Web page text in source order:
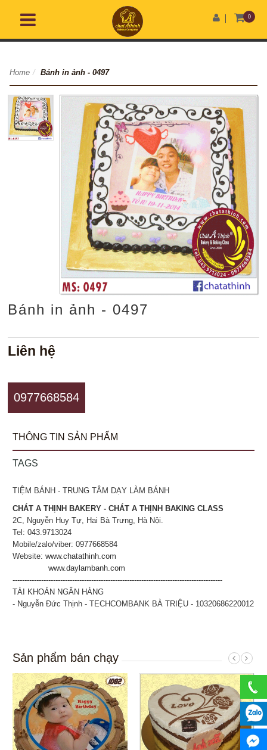
0
Home / Bánh in ảnh - 0497
Bánh in ảnh - 0497
Liên hệ
0977668584
THÔNG TIN SẢN PHẨM
TAGS
TIỆM BÁNH - TRUNG TÂM DẠY LÀM BÁNH
CHÁT A THỊNH BAKERY - CHÁT A THỊNH BAKING CLASS
2C, Nguyễn Huy Tự, Hai Bà Trưng, Hà Nội.
Tel: 043.9713024
Mobile/zalo/viber: 0977668584
Website:www.chatathinh.com
www.daylambanh.com
----------------------------------------------------------------------------------------
TÀI KHOẢN NGÂN HÀNG
- Nguyễn Đức Thịnh - TECHCOMBANK BÀ TRIỆU - 10320686220012
Sản phẩm bán chạy